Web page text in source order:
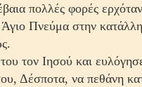
πολλές φορές
Πνεύμα στην
τον Ιησού και
Δέσποτα, να πεθάνη